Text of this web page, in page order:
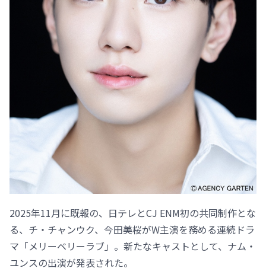
2025年11月に既報の、日テレとCJ ENM初の共同制作とな
る、チ・チャンウク、今田美桜がW主演を務める連続ドラ
マ「メリーベリーラブ」。新たなキャストとして、ナム・
ユンスの出演が発表された。